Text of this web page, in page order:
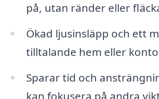
på, utan ränder eller
Ökad ljusinsläpp och ett
tilltalande hem eller
Sparar tid och
kan fokusera på andra